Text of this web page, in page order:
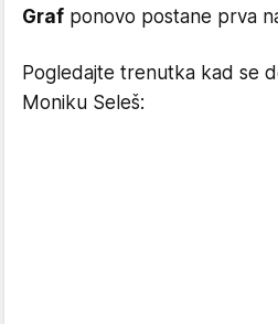
Graf ponovo postane prva
Pogledajte trenutka kad se
Moniku Seleš: